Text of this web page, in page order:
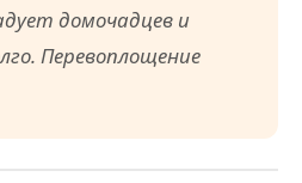
домочадцев и
Перевоплощение